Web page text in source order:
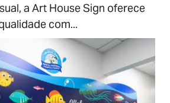
a Art House Sign oferece
com...